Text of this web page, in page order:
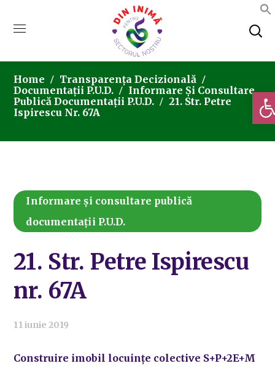
Home
Transparența Decizională
Documentații P.U.D.
Informare Și Consultare
Publică Documentații P.U.D.
21. Str. Petre
Ispirescu Nr. 67A
Informare și consultare publică
documentații P.U.D.
21. Str. Petre Ispirescu
nr. 67A
11 iunie 2019
Construire imobil locuințe colective S+P+2E+M